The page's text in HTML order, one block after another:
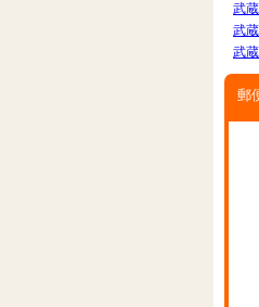
武
武
武
郵